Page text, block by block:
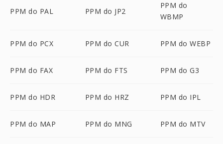
PPM do PAL PPM do JP2
PPM do
WBMP
PPM do PCX PPM do CUR PPM do WEBP
PPM do FAX PPM do FTS PPM do G3
PPM do HDR PPM do HRZ PPM do IPL
PPM do MAP PPM do MNG PPM do MTV